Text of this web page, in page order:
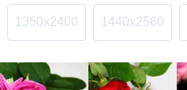
1350x2400 1440x2560